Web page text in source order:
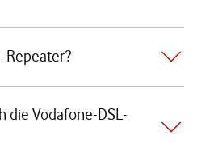
Repeater?
die Vodafone-DSL-